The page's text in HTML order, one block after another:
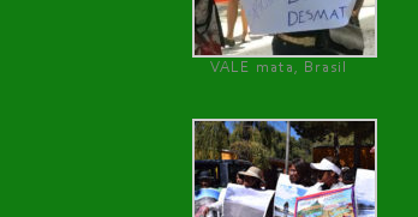
VALE mata, Brasil